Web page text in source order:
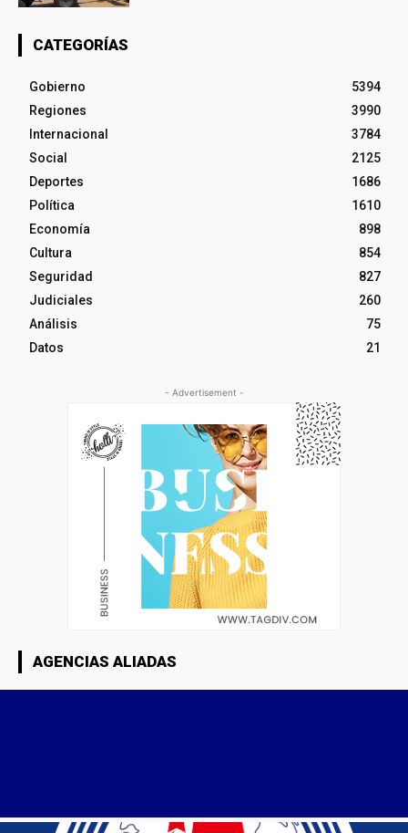
CATEGORÍAS
Gobierno
5394
Regiones
3990
Internacional
3784
Social
2125
Deportes
1686
Política
1610
Economía
898
Cultura
854
Seguridad
827
Judiciales
260
Análisis
75
Datos
21
- Advertisement -
AGENCIAS ALIADAS